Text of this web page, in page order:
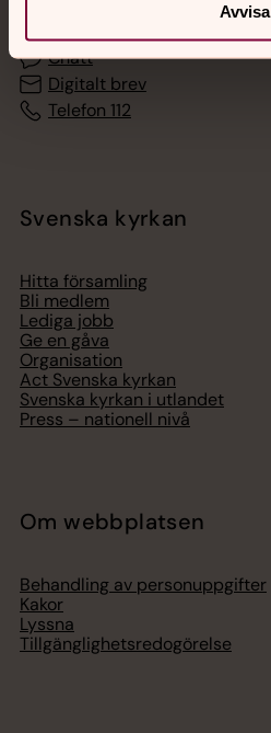
Avvisa
Chatt
Digitalt brev
Telefon 112
Svenska kyrkan
Hitta församling
Bli medlem
Lediga jobb
Ge en gåva
Organisation
Act Svenska kyrkan
Svenska kyrkan i utlandet
Press – nationell nivå
Om webbplatsen
Behandling av personuppgifter
Kakor
Lyssna
Tillgänglighetsredogörelse